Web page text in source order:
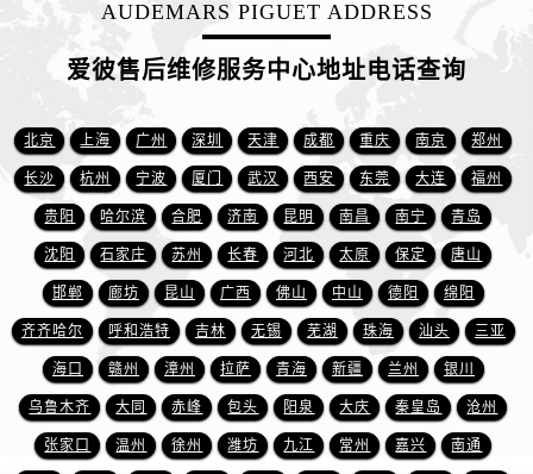
江西省南昌市红谷滩新区红谷中大道998号绿地双子塔（中央广场）A1座办公楼14层1407室爱彼售后服务中心（需提前预约）
江西省萍乡市安源区萍安北大道与康庄路交叉口爱彼售后服务中心（需提前预约）
江西省上饶市信州区滨江西路爱彼售后服务中心（需提前预约）
江西省新余市渝水区北湖西路爱彼售后服务中心（需提前预约）
江西省宜春市袁州区中山中路爱彼售后服务中心（需提前预约）
江西省鹰潭市月湖区胜利东路爱彼售后服务中心（需提前预约）
山东省德州市德城区东风中路爱彼售后服务中心（需提前预约）
山东省东营市东营区济南路爱彼售后服务中心（需提前预约）
山东省济南市历下区经十路11111号华润中心写字楼（万象城）15层1508室爱彼售后服务中心（需提前预约）
山东省济宁市任城区太白楼路爱彼售后服务中心（需提前预约）
山东省莱芜市文化南路8号银座商城名表维修一楼名表维修爱彼售后服务中心（需提前预约）
AUDEMARS PIGUET ADDRESS
爱彼售后维修服务中心地址电话查询
北京 上海 广州 深圳 天津 成都 重庆 南京 郑州
长沙 杭州 宁波 厦门 武汉 西安 东莞 大连 福州
贵阳 哈尔滨 合肥 济南 昆明 南昌 南宁 青岛
沈阳 石家庄 苏州 长春 河北 太原 保定 唐山
邯郸 廊坊 昆山 广西 佛山 中山 德阳 绵阳
齐齐哈尔 呼和浩特 吉林 无锡 芜湖 珠海 汕头 三亚
海口 赣州 漳州 拉萨 青海 新疆 兰州 银川
乌鲁木齐 大同 赤峰 包头 阳泉 大庆 秦皇岛 沧州
张家口 温州 徐州 潍坊 九江 常州 嘉兴 南通